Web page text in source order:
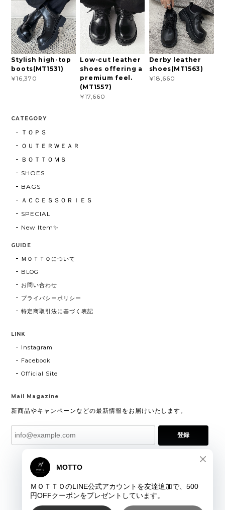
Stylish high-top
boots(MT1531)
¥16,370
Low-cut leather
shoes offering a
premium feel.
(MT1557)
¥17,660
Derby leather
shoes(MT1563)
¥18,660
CATEGORY
ＴＯＰＳ
ＯＵＴＥＲＷＥＡＲ
ＢＯＴＴＯＭＳ
SHOES
BAGS
ＡＣＣＥＳＳＯＲＩＥＳ
SPECIAL
New Item✨
GUIDE
ＭＯＴＴＯについて
BLOG
お問い合わせ
プライバシーポリシー
特定商取引法に基づく表記
LINK
Instagram
Facebook
Official Site
Mail Magazine
新商品やキャンペーンなどの最新情報をお届けいたします。
登録